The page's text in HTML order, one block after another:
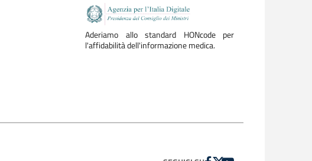
Aderiamo allo standard HONcode per
l'affidabilità dell'informazione medica.